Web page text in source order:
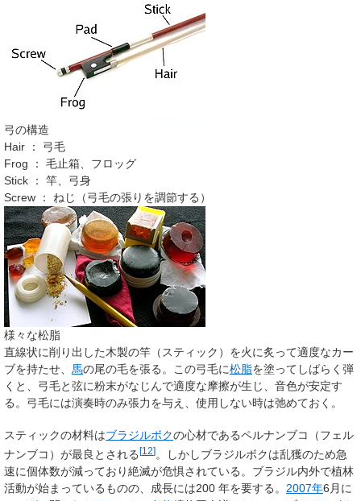
弓の構造
Hair ： 弓毛
Frog ： 毛止箱、フロッグ
Stick ： 竿、弓身
Screw ： ねじ（弓毛の張りを調節する）
様々な松脂
直線状に削り出した木製の竿（スティック）を火に炙って適度なカー
ブを持たせ、 馬の尾の毛を張る。この弓毛に松脂を塗ってしばらく弾
くと、弓毛と弦に粉末がなじんで適度な摩擦が生じ、音色が安定す
る。弓毛には演奏時のみ張力を与え、使用しない時は弛めておく。
スティックの材料はブラジルボクの心材であるペルナンブコ（フェル
ナンブコ）が最良とされる[12]。しかしブラジルボクは乱獲のため急
速に個体数が減っており絶滅が危惧されている。ブラジル内外で植林
活動が始まっているものの、成長には200 年を要する。 2007年6月に